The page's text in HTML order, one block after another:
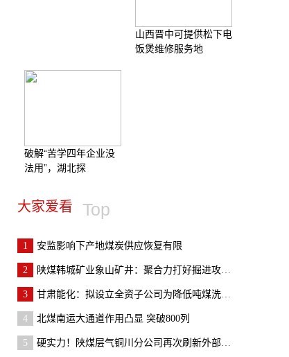
山西晋中可提供松下电
饭煲维修服务地
破解“苦学四年企业没
法用”，湖北探
大家爱看 Top
1 安监影响下产地煤炭供应恢复有限
2 陕煤韩城矿业象山矿井：聚合力打好掘进攻坚战
3 甘肃能化：拟设立全资子公司为降低吨煤洗选成本
4 北煤南运大通道作用凸显 突破800列
5 硬实力！陕煤层气铜川分公司再次刷新外部市场“朋友